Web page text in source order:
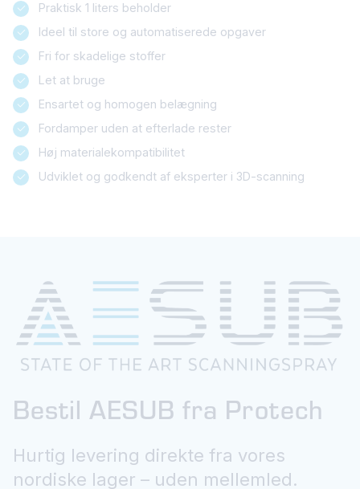
Praktisk 1 liters beholder
Ideel til store og automatiserede opgaver
Fri for skadelige stoffer
Let at bruge
Ensartet og homogen belægning
Fordamper uden at efterlade rester
Høj materialekompatibilitet
Udviklet og godkendt af eksperter i 3D-scanning
Bestil AESUB fra Protech
Hurtig levering direkte fra vores
nordiske lager – uden mellemled.